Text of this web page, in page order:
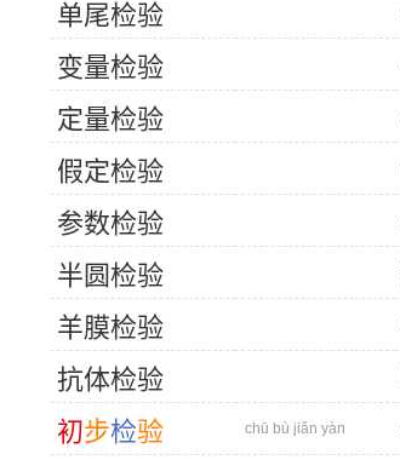
单尾检验
变量检验
定量检验
假定检验
参数检验
半 圆 检验
羊膜检验
抗体检验
初步检验 chū bù jiǎn yàn